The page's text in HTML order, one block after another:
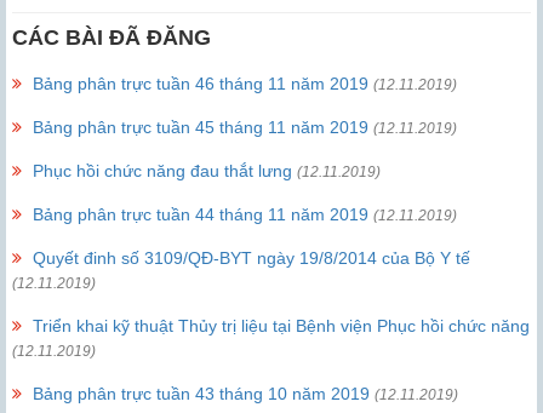
CÁC BÀI ĐÃ ĐĂNG
Bảng phân trực tuần 46 tháng 11 năm 2019 (12.11.2019)
Bảng phân trực tuần 45 tháng 11 năm 2019 (12.11.2019)
Phục hồi chức năng đau thắt lưng (12.11.2019)
Bảng phân trực tuần 44 tháng 11 năm 2019 (12.11.2019)
Quyết đinh số 3109/QĐ-BYT ngày 19/8/2014 của Bộ Y tế
(12.11.2019)
Triển khai kỹ thuật Thủy trị liệu tại Bệnh viện Phục hồi chức năng
(12.11.2019)
Bảng phân trực tuần 43 tháng 10 năm 2019 (12.11.2019)